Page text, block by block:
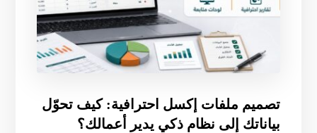
تصميم ملفات إكسل احترافية: كيف تحوّل
بياناتك إلى نظام ذكي يدير أعمالك؟